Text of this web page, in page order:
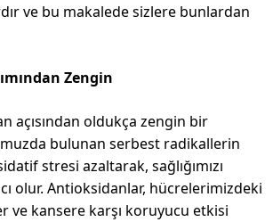
ve bu makalede sizlere bunlardan
Zengin
açısından oldukça zengin bir
bulunan serbest radikallerin
stresi azaltarak, sağlığımızı
olur. Antioksidanlar, hücrelerimizdeki
ve kansere karşı koruyucu etkisi